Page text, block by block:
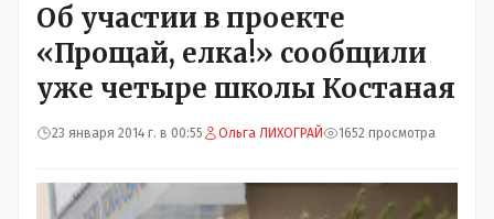
Об участии в проекте
«Прощай, елка!» сообщили
уже четыре школы Костаная
23 января 2014 г. в 00:55 Ольга ЛИХОГРАЙ 1652 просмотра